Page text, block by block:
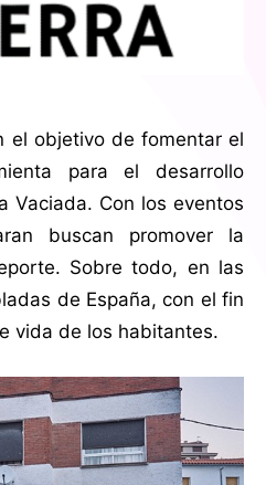
el objetivo de fomentar el
para el desarrollo
Vaciada. Con los eventos
buscan promover la
Sobre todo, en las
de España, con el fin
vida de los habitantes.